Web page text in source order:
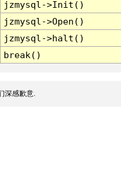
jzmysql->Init()
jzmysql->Open()
jzmysql->halt()
break()
深感歉意.